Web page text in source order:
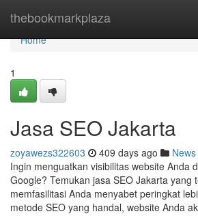
thebookmarkplaza
Home
Home
1
Jasa SEO Jakarta
zoyawezs322603 409 days ago News
Ingin menguatkan visibilitas website Anda
Google? Temukan jasa SEO Jakarta yang
memfasilitasi Anda menyabet peringkat
metode SEO yang handal, website Anda